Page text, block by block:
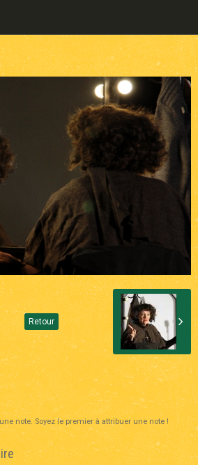
Retour
note. Soyez le premier à attribuer une note !